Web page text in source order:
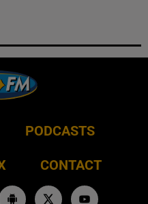
PODCASTS
CONTACT